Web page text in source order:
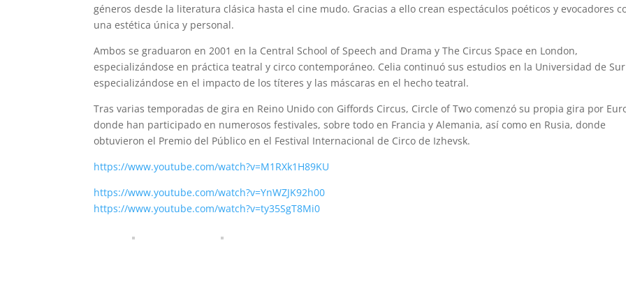
géneros desde la literatura clásica hasta el cine mudo. Gracias a ello crean espectáculos poéticos y evocadores
una estética única y personal.
Ambos se graduaron en 2001 en la Central School of Speech and Drama y The Circus Space en London,
especializándose en práctica teatral y circo contemporáneo. Celia continuó sus estudios en la Universidad de
especializándose en el impacto de los títeres y las máscaras en el hecho teatral.
Tras varias temporadas de gira en Reino Unido con Giffords Circus, Circle of Two comenzó su propia gira por
donde han participado en numerosos festivales, sobre todo en Francia y Alemania, así como en Rusia, donde
obtuvieron el Premio del Público en el Festival Internacional de Circo de Izhevsk.
https://www.youtube.com/watch?v=M1RXk1H89KU
https://www.youtube.com/watch?v=YnWZJK92h00
https://www.youtube.com/watch?v=ty35SgT8Mi0